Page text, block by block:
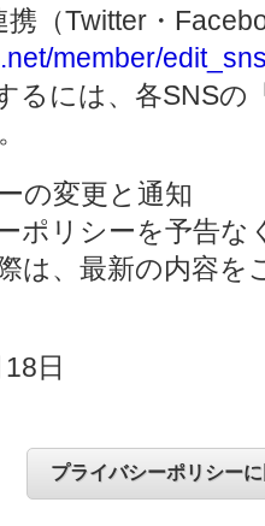
（Twitter・
member/
るには、各SNSの
の変更と通知
ポリシーを予告
は、最新の内容を
日